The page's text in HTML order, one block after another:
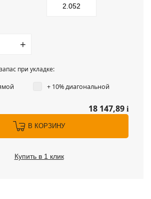
+
при укладке:
+ 10% диагональной
18 147,89 i
В КОРЗИНУ
Купить в 1 клик